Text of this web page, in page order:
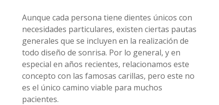
Aunque cada persona tiene dientes únicos con
necesidades particulares, existen ciertas pautas
generales que se incluyen en la realización de
todo diseño de sonrisa. Por lo general, y en
especial en años recientes, relacionamos este
concepto con las famosas carillas, pero este no
es el único camino viable para muchos
pacientes.